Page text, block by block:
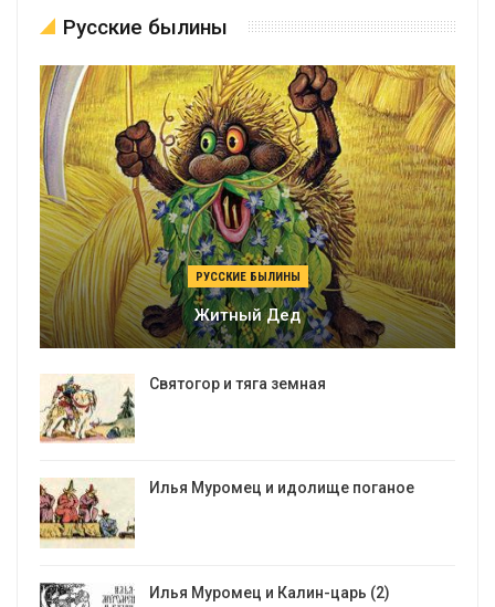
Русские былины
РУССКИЕ БЫЛИНЫ
Житный Дед
Святогор и тяга земная
Илья Муромец и идолище поганое
Илья Муромец и Калин-царь (2)